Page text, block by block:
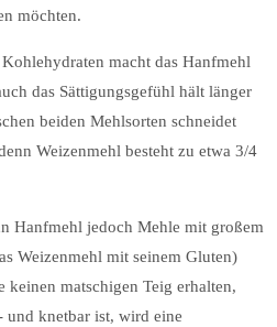
möchten.
macht das Hanfmehl
das Sättigungsgefühl hält länger
beiden Mehlsorten schneidet
Weizenmehl besteht zu etwa 3/4
Hanfmehl jedoch Mehle mit großem
Weizenmehl mit seinem Gluten)
keinen matschigen Teig erhalten,
und knetbar ist, wird eine